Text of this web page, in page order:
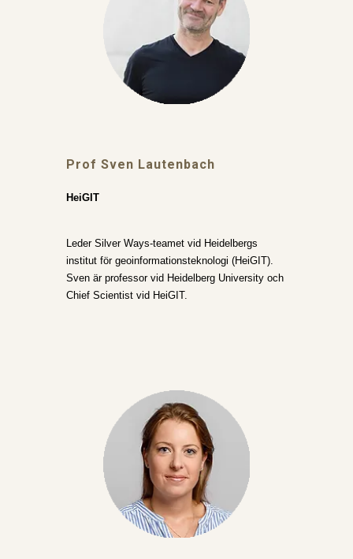
ProfSven Lautenbach
HeiGIT
Leder Silver Ways-teamet vid Heidelbergs
institut för geoinformationsteknologi (HeiGIT).
Sven är professor vid Heidelberg University och
Chief Scientist vid HeiGIT.